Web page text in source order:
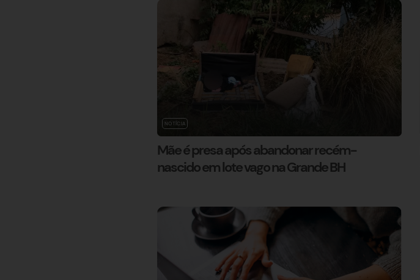
NOTÍCIA
Mãe é presa após abandonar recém-
nascido em lote vago na Grande BH